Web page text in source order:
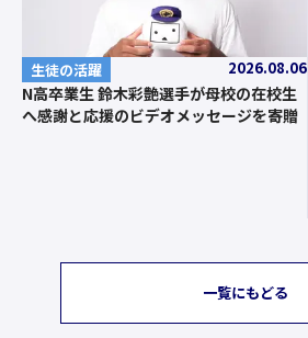
生徒の活躍 2026.08.06
N高卒業生 鈴木彩艶選手が母校の在校生
へ感謝と応援のビデオメッセージを寄贈
一覧にもどる